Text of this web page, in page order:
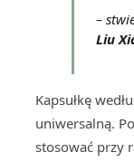
–
Liu
Kapsułkę
uniwersalną.
stosować przy